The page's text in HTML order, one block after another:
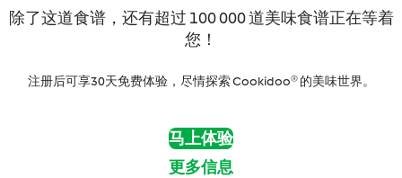
除了这道食谱，还有超过 100 000 道美味食谱正在等着
您！
注册后可享30天免费体验，尽情探索 Cookidoo® 的美味世界。
马上体验
更多信息